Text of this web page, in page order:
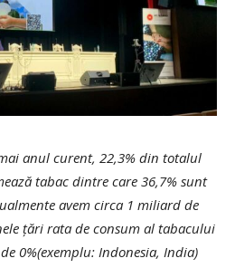
anul curent, 22,3% din totalul
tabac dintre care 36,7% sunt
avem circa 1 miliard de
țări rata de consum al tabacului
0%(exemplu: Indonesia, India)